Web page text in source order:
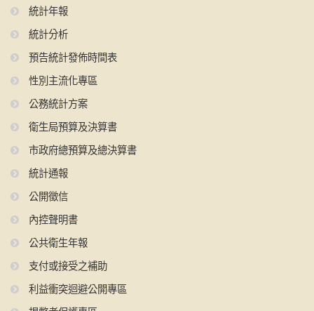
統計年報
統計分析
預告統計發佈時間表
性別主流化專區
公務統計方案
衛生局預算及決算書
市政府總預算及總決算書
統計通報
公開徵信
內控聲明書
公共衛生年報
支付或接受之補助
利益衝突迴避公開專區